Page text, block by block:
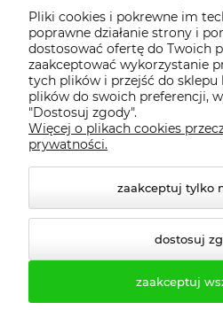
Dostawa - realizacja
Gwarancja i zwroty
Pomoc
Pliki cookies i pokrewne im
poprawne działanie strony i
dostosować ofertę do Twoich
zaakceptować wykorzystanie
tych plików i przejść do sklepu
plików do swoich preferencji,
"Dostosuj zgody".
Więcej o plikach cookies
prywatności.
zaakceptuj tylko
dostosuj
zaakceptuj